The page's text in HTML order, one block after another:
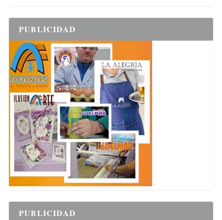
PUBLICIDAD
PUBLICIDAD